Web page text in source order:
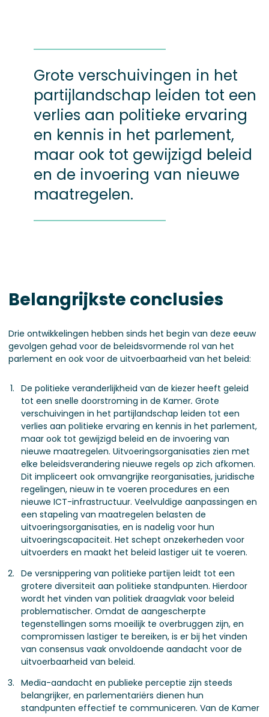
Grote verschuivingen in het
partijlandschap leiden tot een
verlies aan politieke ervaring
en kennis in het parlement,
maar ook tot gewijzigd beleid
en de invoering van nieuwe
maatregelen.
Belangrijkste conclusies
Drie ontwikkelingen hebben sinds het begin van deze eeuw
gevolgen gehad voor de beleidsvormende rol van het
parlement en ook voor de uitvoerbaarheid van het beleid:
De politieke veranderlijkheid van de kiezer heeft geleid
tot een snelle doorstroming in de Kamer. Grote
verschuivingen in het partijlandschap leiden tot een
verlies aan politieke ervaring en kennis in het parlement,
maar ook tot gewijzigd beleid en de invoering van
nieuwe maatregelen. Uitvoeringsorganisaties zien met
elke beleidsverandering nieuwe regels op zich afkomen.
Dit impliceert ook omvangrijke reorganisaties, juridische
regelingen, nieuw in te voeren procedures en een
nieuwe ICT-infrastructuur. Veelvuldige aanpassingen en
een stapeling van maatregelen belasten de
uitvoeringsorganisaties, en is nadelig voor hun
uitvoeringscapaciteit. Het schept onzekerheden voor
uitvoerders en maakt het beleid lastiger uit te voeren.
De versnippering van politieke partijen leidt tot een
grotere diversiteit aan politieke standpunten. Hierdoor
wordt het vinden van politiek draagvlak voor beleid
problematischer. Omdat de aangescherpte
tegenstellingen soms moeilijk te overbruggen zijn, en
compromissen lastiger te bereiken, is er bij het vinden
van consensus vaak onvoldoende aandacht voor de
uitvoerbaarheid van beleid.
Media-aandacht en publieke perceptie zijn steeds
belangrijker, en parlementariërs dienen hun
standpunten effectief te communiceren. Van de Kamer